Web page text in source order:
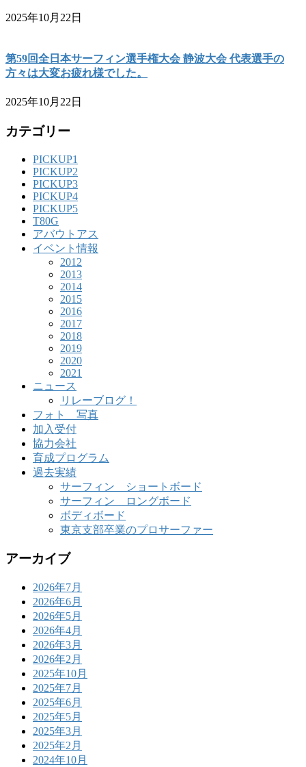
2025年10月22日
第59回全日本サーフィン選手権大会 静波大会 代表選手の
方々は大変お疲れ様でした。
2025年10月22日
カテゴリー
PICKUP1
PICKUP2
PICKUP3
PICKUP4
PICKUP5
T80G
アバウトアス
イベント情報
2012
2013
2014
2015
2016
2017
2018
2019
2020
2021
ニュース
リレーブログ！
フォト 写真
加入受付
協力会社
育成プログラム
過去実績
サーフィン ショートボード
サーフィン ロングボード
ボディボード
東京支部卒業のプロサーファー
アーカイブ
2026年7月
2026年6月
2026年5月
2026年4月
2026年3月
2026年2月
2025年10月
2025年7月
2025年6月
2025年5月
2025年3月
2025年2月
2024年10月